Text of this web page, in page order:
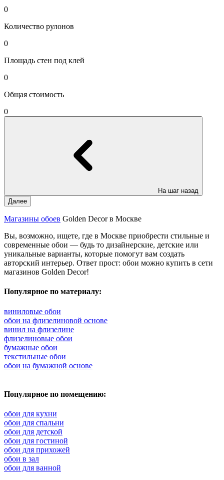
0
Количество рулонов
0
Площадь стен под клей
0
Общая стоимость
0
На шаг назад
Далее
Магазины обоев Golden Decor в Москве
Вы, возможно, ищете, где в Москве приобрести стильные и
современные обои — будь то дизайнерские, детские или
уникальные варианты, которые помогут вам создать
авторский интерьер. Ответ прост: обои можно купить в сети
магазинов Golden Decor!
Популярное по материалу:
виниловые обои
обои на флизелиновой основе
винил на флизелине
флизелиновые обои
бумажные обои
текстильные обои
обои на бумажной основе
Популярное по помещению:
обои для кухни
обои для спальни
обои для детской
обои для гостиной
обои для прихожей
обои в зал
обои для ванной